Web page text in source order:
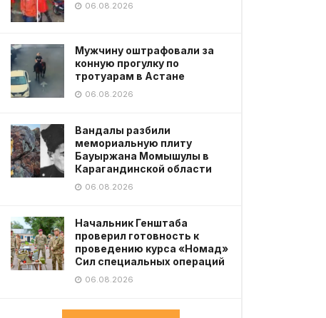
06.08.2026
Мужчину оштрафовали за
конную прогулку по
тротуарам в Астане
06.08.2026
Вандалы разбили
мемориальную плиту
Бауыржана Момышулы в
Карагандинской области
06.08.2026
Начальник Генштаба
проверил готовность к
проведению курса «Номад»
Сил специальных операций
06.08.2026